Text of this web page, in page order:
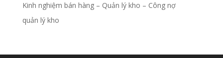
Kinh nghiệm bán hàng – Quản lý kho – Công nợ
quản lý kho